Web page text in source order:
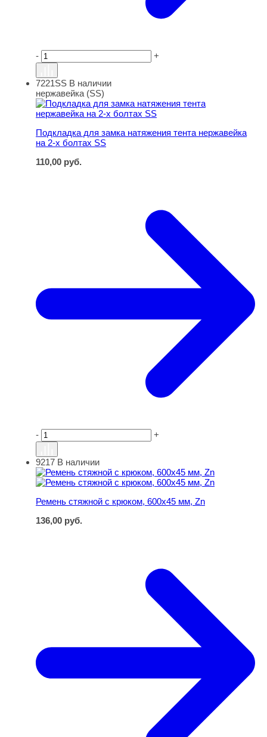
- +
Подкладка для замка натяжения тента нержавейка на
7221SS В наличии
нержавейка (SS)
Подкладка для замка натяжения тента нержавейка
на 2-х болтах SS
110,00 руб.
- +
Ремень стяжной с крюком, 600х45 мм, Zn
9217 В наличии
Ремень стяжной с крюком, 600х45 мм, Zn
136,00 руб.